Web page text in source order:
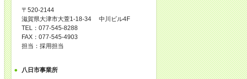
〒520-2144
滋賀県大津市大萱1-18-34 中川ビル4F
TEL：077-545-8288
FAX：077-545-4903
担当：採用担当
八日市事業所